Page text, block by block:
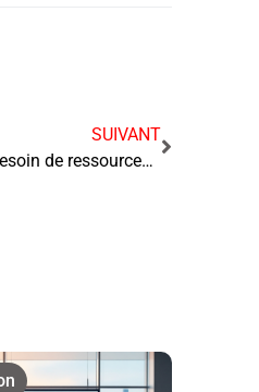
SUIVANT
Pourquoi une entreprise a-t-elle besoin de ressources humaines ?